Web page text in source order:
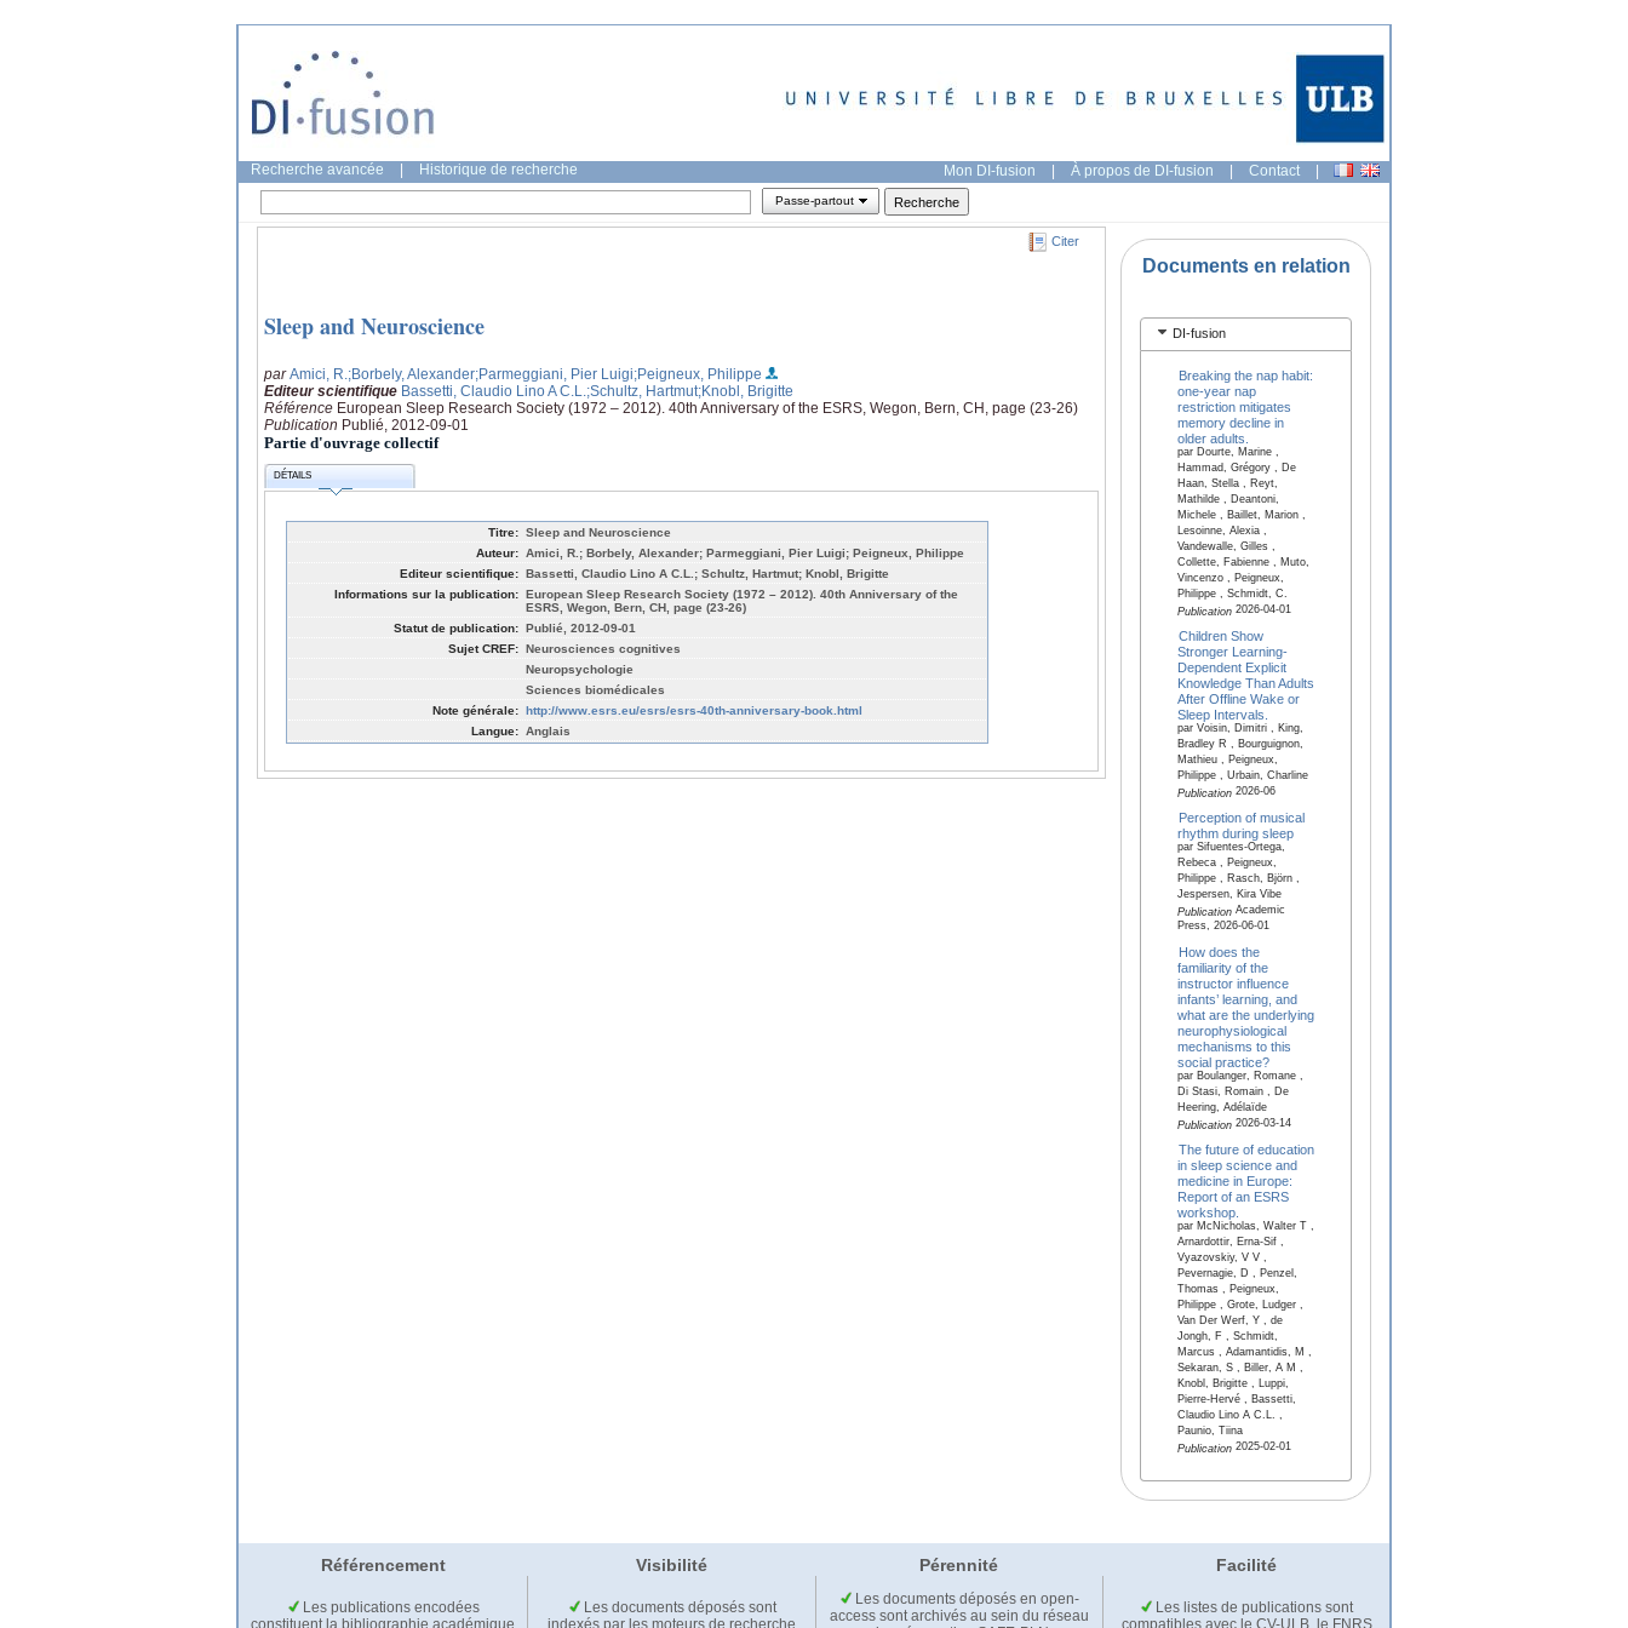
Recherche avancée Historique de recherche Mon DI-fusion | À propos de DI-fusion | Contact |
Passe-partout
Citer
Sleep and Neuroscience
parAmici, R. ;Borbely, Alexander;Parmeggiani, Pier Luigi;Peigneux, Philippe
Editeur scientifique Bassetti, Claudio Lino A C.L. ;Schultz, Hartmut;Knobl, Brigitte
Référence European Sleep Research Society (1972 – 2012). 40th Anniversary of the ESRS, Wegon, Bern, CH, page (23-26)
Publication Publié, 2012-09-01
Partie d'ouvrage collectif
DÉTAILS
Titre: Sleep and Neuroscience
Auteur: Amici, R.; Borbely, Alexander; Parmeggiani, Pier Luigi; Peigneux, Philippe
Editeur scientifique: Bassetti, Claudio Lino A C.L.; Schultz, Hartmut; Knobl, Brigitte
Informations sur la publication: European Sleep Research Society (1972 – 2012). 40th Anniversary of the
ESRS, Wegon, Bern, CH, page (23-26)
Statut de publication: Publié, 2012-09-01
Sujet CREF: Neurosciences cognitives
Neuropsychologie
Sciences biomédicales
Note générale: http://www.esrs.eu/esrs/esrs-40th-anniversary-book.html
Langue: Anglais
Documents en relation
DI-fusion
Breaking the nap habit:
one-year nap
restriction mitigates
memory decline in
older adults.
par Dourte, Marine ,
Hammad, Grégory , De
Haan, Stella , Reyt,
Mathilde , Deantoni,
Michele , Baillet, Marion ,
Lesoinne, Alexia ,
Vandewalle, Gilles ,
Collette, Fabienne , Muto,
Vincenzo , Peigneux,
Philippe , Schmidt, C.
Publication2026-04-01
Children Show
Stronger Learning-
Dependent Explicit
Knowledge Than Adults
After Offline Wake or
Sleep Intervals.
par Voisin, Dimitri , King,
Bradley R , Bourguignon,
Mathieu , Peigneux,
Philippe , Urbain, Charline
Publication2026-06
Perception of musical
rhythm during sleep
par Sifuentes-Ortega,
Rebeca , Peigneux,
Philippe , Rasch, Björn ,
Jespersen, Kira Vibe
PublicationAcademic
Press, 2026-06-01
How does the
familiarity of the
instructor influence
infants’ learning, and
what are the underlying
neurophysiological
mechanisms to this
social practice?
par Boulanger, Romane ,
Di Stasi, Romain , De
Heering, Adélaïde
Publication2026-03-14
The future of education
in sleep science and
medicine in Europe:
Report of an ESRS
workshop.
par McNicholas, Walter T ,
Arnardottir, Erna-Sif ,
Vyazovskiy, V V ,
Pevernagie, D , Penzel,
Thomas , Peigneux,
Philippe , Grote, Ludger ,
Van Der Werf, Y , de
Jongh, F , Schmidt,
Marcus , Adamantidis, M ,
Sekaran, S , Biller, A M ,
Knobl, Brigitte , Luppi,
Pierre-Hervé , Bassetti,
Claudio Lino A C.L. ,
Paunio, Tiina
Publication2025-02-01
Référencement Visibilité Pérennité Facilité
Les publications encodées
Les documents déposés sont
Les documents déposés en open-
access sont archivés au sein du réseau
Les listes de publications sont